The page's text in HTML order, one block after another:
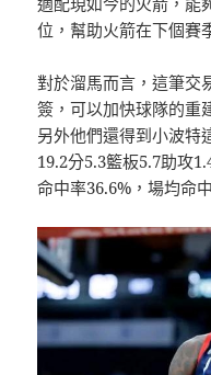
位，幫助火箭在下個賽
對於溜馬而言，這筆交
簽，可以加快球隊的重
另外他們還得到小波特
19.2分5.3籃板5.7助攻
命中率36.6%，場均命